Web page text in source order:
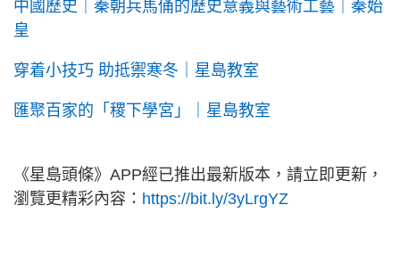
中國歷史｜秦朝兵馬俑的歷史意義與藝術工藝｜秦始
皇
穿着小技巧 助抵禦寒冬｜星島教室
匯聚百家的「稷下學宮」｜星島教室
《星島頭條》APP經已推出最新版本，請立即更新，
瀏覽更精彩內容： https://bit.ly/3yLrgYZ